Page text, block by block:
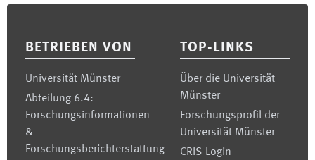
BETRIEBEN VON
Universität Münster
Abteilung 6.4:
Forschungsinformationen
&
Forschungsberichterstattung
TOP-LINKS
Über die Universität
Münster
Forschungsprofil der
Universität Münster
CRIS-Login